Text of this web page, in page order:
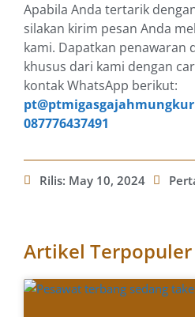
Apabila Anda tertarik
silakan kirim pesan Anda
kami. Dapatkan penawaran
khusus dari kami dengan
kontak WhatsApp berikut:
087776437491
Rilis: May 10, 2024
Artikel Terpopuler